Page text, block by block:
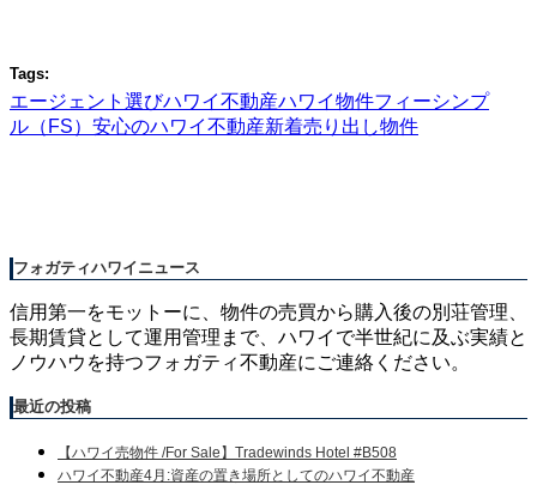
Tags:
エージェント選びハワイ不動産ハワイ物件フィーシンプ
ル（FS） 安心のハワイ不動産新着売り出し物件
フォガティハワイニュース
信用第一をモットーに、物件の売買から購入後の別荘管理、
長期賃貸として運用管理まで、ハワイで半世紀に及ぶ実績と
ノウハウを持つフォガティ不動産にご連絡ください。
最近の投稿
【ハワイ売物件 /For Sale】Tradewinds Hotel #B508
ハワイ不動産4月:資産の置き場所としてのハワイ不動産